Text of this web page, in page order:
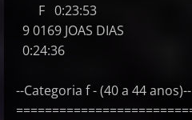
F 0:23:53
9 0169
0:24:36
--Categoria f - (40 a 44 anos)--